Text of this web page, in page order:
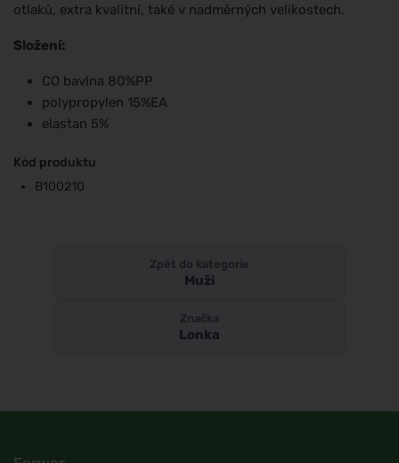
otlaků, extra kvalitní, také v nadměrných velikostech.
Složení:
CO bavlna 80%PP
polypropylen 15%EA
elastan 5%
Kód produktu
B100210
Zpět do kategorie
Muži
Značka
Lonka